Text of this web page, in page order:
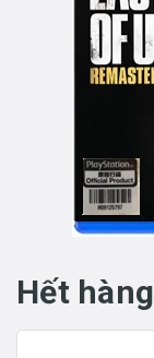
Hết hàng